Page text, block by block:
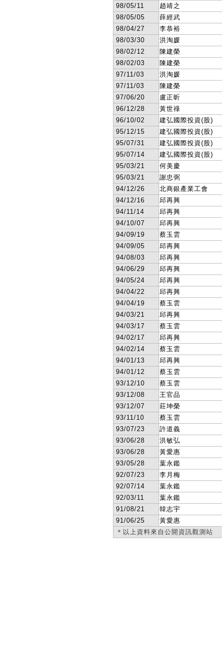
98/05/11
趙靖之
98/05/05
薛經武
98/04/27
李恭裕
98/03/30
洪淘媛
98/02/12
陳建榮
98/02/03
陳建榮
97/11/03
洪淘媛
97/11/03
陳建榮
97/06/20
盧正昕
96/12/28
黃世祿
96/10/02
建弘國際投資(股)
95/12/15
建弘國際投資(股)
95/07/31
建弘國際投資(股)
95/07/14
建弘國際投資(股)
95/03/21
何美慶
95/03/21
謝忠弼
94/12/26
北商銀產業工會
94/12/16
邱再興
94/11/14
邱再興
94/10/07
邱再興
94/09/19
蔡玉雲
94/09/05
邱再興
94/08/03
邱再興
94/06/29
邱再興
94/05/24
邱再興
94/04/22
邱再興
94/04/19
蔡玉雲
94/03/21
邱再興
94/03/17
蔡玉雲
94/02/17
邱再興
94/02/14
蔡玉雲
94/01/13
邱再興
94/01/12
蔡玉雲
93/12/10
蔡玉雲
93/12/08
王官品
93/12/07
莊坤榮
93/11/10
蔡玉雲
93/07/23
許道義
93/06/28
洪敏弘
93/06/28
黃愛惠
93/05/28
葉永鑑
92/07/23
李月梅
92/07/14
葉永鑑
92/03/11
葉永鑑
91/08/21
韓志宇
91/06/25
黃愛惠
＊以上資料來自公開資訊觀測站